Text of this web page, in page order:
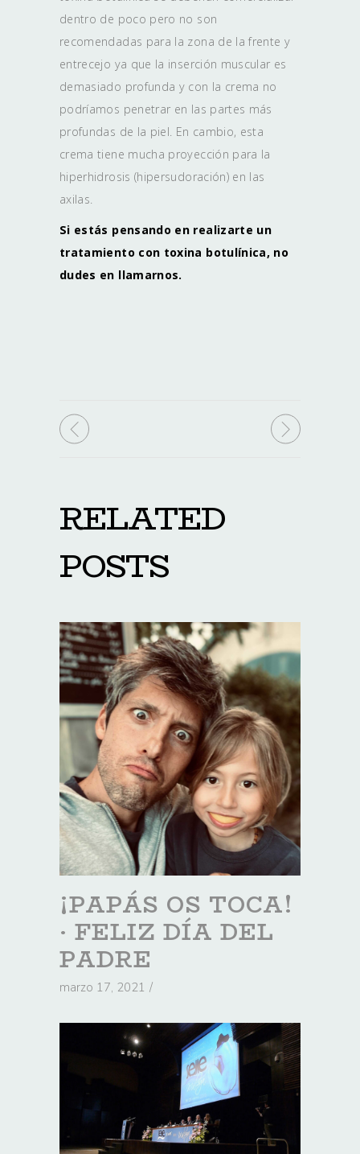
dentro de poco pero no son
recomendadas para la zona de la frente y
entrecejo ya que la inserción muscular es
demasiado profunda y con la crema no
podríamos penetrar en las partes más
profundas de la piel. En cambio, esta
crema tiene mucha proyección para la
hiperhidrosis (hipersudoración) en las
axilas.
Si estás pensando en realizarte un
tratamiento con toxina botulínica, no
dudes en llamarnos.
RELATED
POSTS
¡PAPÁS OS TOCA!
· FELIZ DÍA DEL
PADRE
marzo 17, 2021